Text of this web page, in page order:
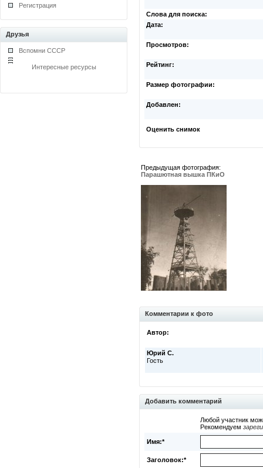
Регистрация
Друзья
Вспомни СССР
Интересные ресурсы
Слова для поиска:
Дата:
Просмотров:
Рейтинг:
Размер фотографии:
Добавлен:
Оценить снимок
Предыдущая фотография:
Парашютная вышка ПКиО
Комментарии к фото
Автор:
Юрий С.
Гость
Добавить комментарий
Любой участник
Рекомендуем
Имя:*
Заголовок:*